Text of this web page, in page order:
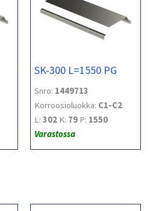
SK-300 L=1550 PG
Snro: 1449713
Korroosioluokka: C1-C2
L: 302 K: 79 P: 1550
Varastossa